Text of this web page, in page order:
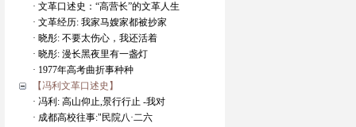
· 文革口述史：“高营长”的文革人生
· 文革经历: 我家马嫂家都被抄家
· 晓彤: 不要太伤心，我还活着
· 晓彤: 漫长黑夜里有一盏灯
· 1977年高考曲折事种种
【冯利文革口述史】
· 冯利: 高山仰止,景行行止 -我对
· 成都高校往事:"民院八·二六